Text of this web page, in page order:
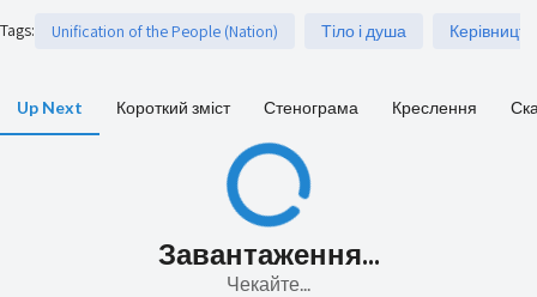
Tags: Unification of the People (Nation) Тіло і душа
Up Next Короткий зміст Стенограма Креслення
Завантаження...
Чекайте...